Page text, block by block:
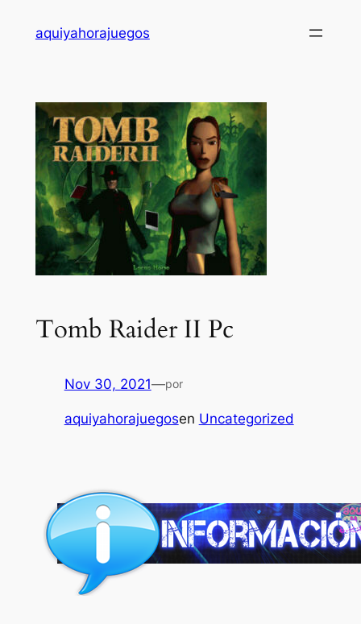
aquiyahorajuegos
Tomb Raider II Pc
Nov 30, 2021—por
aquiyahorajuegosen Uncategorized